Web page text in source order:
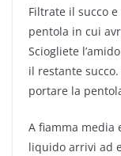
Filtrate il succo
pentola in cui
Sciogliete
il restante
portare la
A fiamma media
liquido arrivi ad